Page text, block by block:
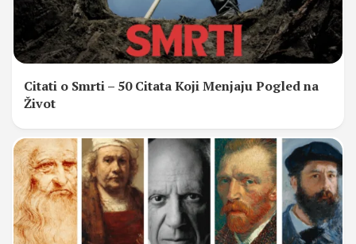
Citati o Smrti – 50 Citata Koji Menjaju Pogled na
Život